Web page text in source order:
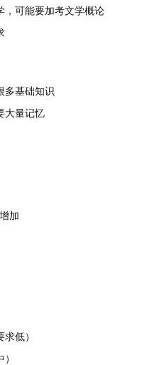
，可能要加考文学概论
多基础知识
大量记忆
加
低）